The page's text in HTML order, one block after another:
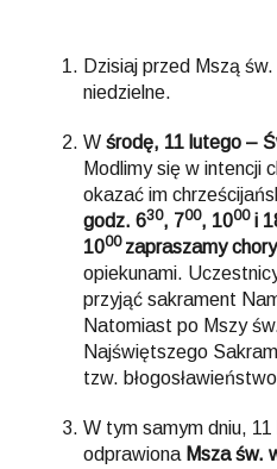
Dzisiaj przed Mszą
niedzielne.
W środę, 11 lutego –
Modlimy się w intencji
okazać im
godz. 630, 700, 1000i
1000 zapraszamy
opiekunami.
przyjąć sakrament
Natomiast po Mszy
Najświętszego
tzw.
W tym samym dniu,
odprawiona Msza św.